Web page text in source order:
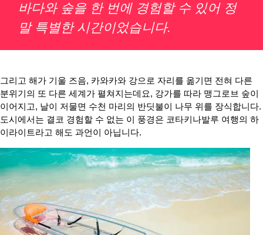
바다와 숲을 한 번에 경험할 수 있어 정
말 특별한 시간이었습니다.
그리고 해가 기울 즈음, 카와카와 강으로 자리를 옮기면 전혀 다른
분위기의 또 다른 세계가 펼쳐지는데요, 강가를 따라 맹그로브 숲이
이어지고, 날이 저물면 수천 마리의 반딧불이 나무 위를 장식합니다.
도시에서는 결코 경험할 수 없는 이 풍경은 코타키나발루 여행의 하
이라이트라고 해도 과언이 아닙니다.